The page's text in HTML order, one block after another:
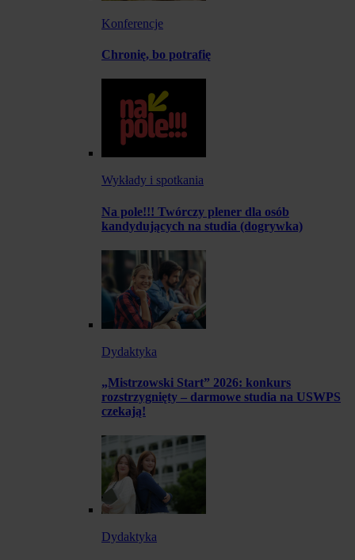
Konferencje
Chronię, bo potrafię
Wykłady i spotkania
Na pole!!! Twórczy plener dla osób
kandydujących na studia (dogrywka)
Dydaktyka
„Mistrzowski Start” 2026: konkurs
rozstrzygnięty – darmowe studia na USWPS
czekają!
Dydaktyka